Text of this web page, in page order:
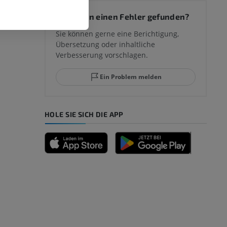
Sie haben einen Fehler gefunden?
Sie können gerne eine Berichtigung,
Übersetzung oder inhaltliche
Verbesserung vorschlagen.
Ein Problem melden
HOLE SIE SICH DIE APP